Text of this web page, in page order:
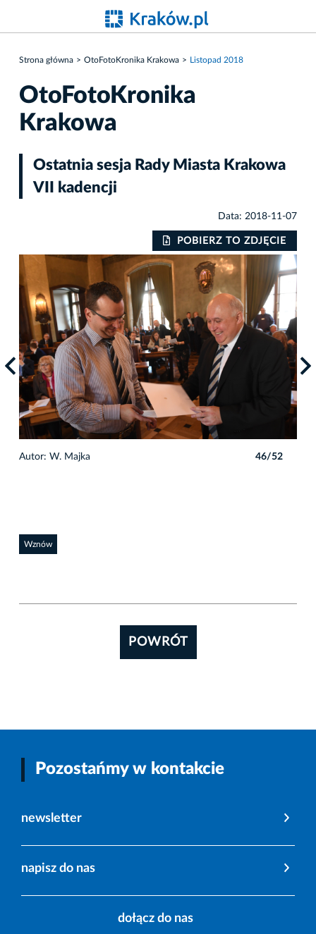
Strona główna OtoFotoKronika Krakowa Listopad 2018
OtoFotoKronika
Krakowa
Ostatnia sesja Rady Miasta Krakowa
VII kadencji
Data: 2018-11-07
POBIERZ TO ZDJĘCIE
Autor: W. Majka 46/52
Wznów
POWRÓT
Pozostańmy w kontakcie
newsletter
napisz do nas
dołącz do nas